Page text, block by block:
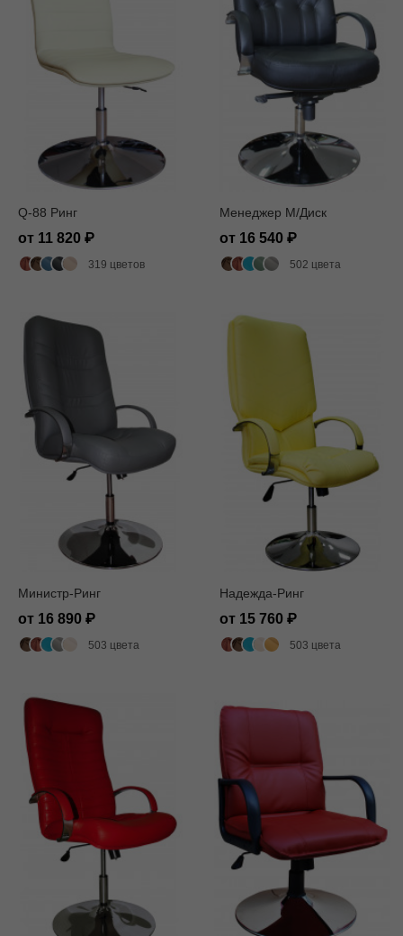
Q-88 Ринг
от 11 820
319 цветов
Менеджер M/Диск
от 16 540
502 цвета
Министр-Ринг
от 16 890
503 цвета
Надежда-Ринг
от 15 760
503 цвета